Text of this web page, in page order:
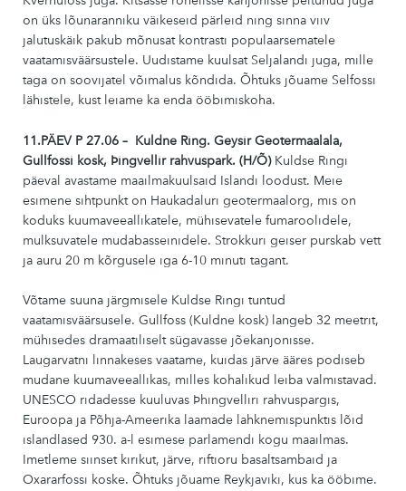
on üks lõunaranniku väikeseid pärleid ning sinna viiv
jalutuskäik pakub mõnusat kontrasti populaarsematele
vaatamisväärsustele. Uudistame kuulsat Seljalandi juga, mille
taga on soovijatel võimalus kõndida. Õhtuks jõuame Selfossi
lähistele, kust leiame ka enda ööbimiskoha.
11.PÄEV P 27.06 – Kuldne Ring. Geysir Geotermaalala,
Gullfossi kosk, Þingvellir rahvuspark. (H/Õ)Kuldse Ringi
päeval avastame maailmakuulsaid Islandi loodust. Meie
esimene sihtpunkt on Haukadaluri geotermaalorg, mis on
koduks kuumaveeallikatele, mühisevatele fumaroolidele,
mulksuvatele mudabasseinidele. Strokkuri geiser purskab vett
ja auru 20 m kõrgusele iga 6-10 minuti tagant.
Võtame suuna järgmisele Kuldse Ringi tuntud
vaatamisväärsusele. Gullfoss (Kuldne kosk) langeb 32 meetrit,
mühisedes dramaatiliselt sügavasse jõekanjonisse.
Laugarvatni linnakeses vaatame, kuidas järve ääres podiseb
mudane kuumaveeallikas, milles kohalikud leiba valmistavad.
UNESCO ridadesse kuuluvas Þhingvelliri rahvuspargis,
Euroopa ja Põhja-Ameerika laamade lahknemispunktis lõid
islandlased 930. a-l esimese parlamendi kogu maailmas.
Imetleme siinset kirikut, järve, riftioru basaltsambaid ja
Oxararfossi koske. Õhtuks jõuame Reykjaviki, kus ka ööbime.